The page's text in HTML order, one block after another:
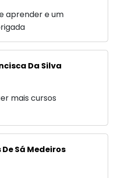
aprender e um
Da Silva
mais cursos
Sá Medeiros